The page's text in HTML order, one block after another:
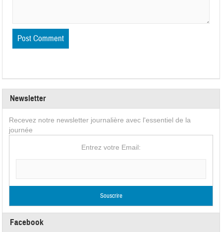
Newsletter
Recevez notre newsletter journalière avec l'essentiel de la
journée
Entrez votre Email:
Facebook